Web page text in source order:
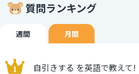
質問ランキング
週間 月間
自引きする を英語で教えて!